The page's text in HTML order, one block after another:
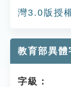
灣3.0版授
教育部異體
字級：